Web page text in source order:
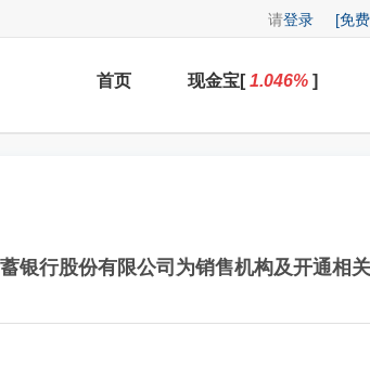
请登录 [免
首页 现金宝[1.046% ]
银行股份有限公司为销售机构及开通相